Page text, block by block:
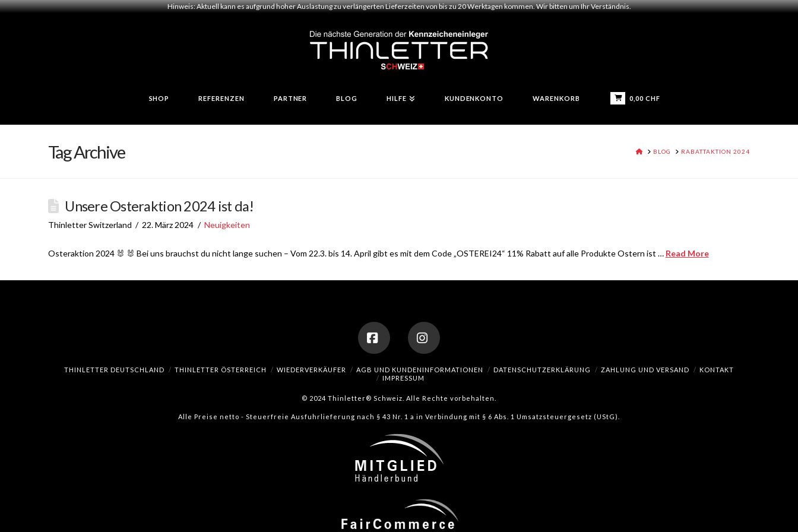
Hinweis: Aktuell kann es aufgrund hoher Auslastung zu verlängerten Lieferzeiten von bis zu 20 Werktagen kommen. Wir bitten um Ihr Verständnis.
SHOP REFERENZEN PARTNER BLOG HILFE KUNDENKONTO WARENKORB 0,00 CHF
Tag Archive HOME
BLOG RABATTAKTION 2024
Unsere Osteraktion 2024 ist da!
Thinletter Switzerland 22. März 2024 Neuigkeiten
Osteraktion 2024 🐰 🐰 Bei uns brauchst du nicht lange suchen – Vom 22.3. bis 14. April gibt es mit dem Code „OSTEREI24“ 11% Rabatt auf alle Produkte Ostern ist … Read More
FacebookInstagram
THINLETTER DEUTSCHLAND THINLETTER ÖSTERREICH WIEDERVERKÄUFER AGB UND KUNDENINFORMATIONEN DATENSCHUTZERKLÄRUNG ZAHLUNG UND VERSAND
KONTAKT
IMPRESSUM
© 2024 Thinletter® Schweiz. Alle Rechte vorbehalten.
Alle Preise netto - Steuerfreie Ausfuhrlieferung nach § 43 Nr. 1 a in Verbindung mit § 6 Abs. 1 Umsatzsteuergesetz (UStG).